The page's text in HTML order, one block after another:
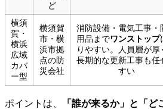
ど
横須
賀・
横浜
広域
カバ
ー型
横須賀
市・横
浜市拠
点の防
災会社
消防設備・電気工事・
用品までワンストップ
りやすい。人員層が厚
長期的な更新工事も任
すい
ポイントは、
「誰が来るか」と「